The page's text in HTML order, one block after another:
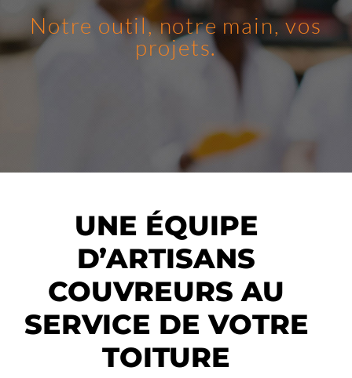
Notre outil, notre main, vos
projets.
UNE ÉQUIPE
D’ARTISANS
COUVREURS AU
SERVICE DE VOTRE
TOITURE